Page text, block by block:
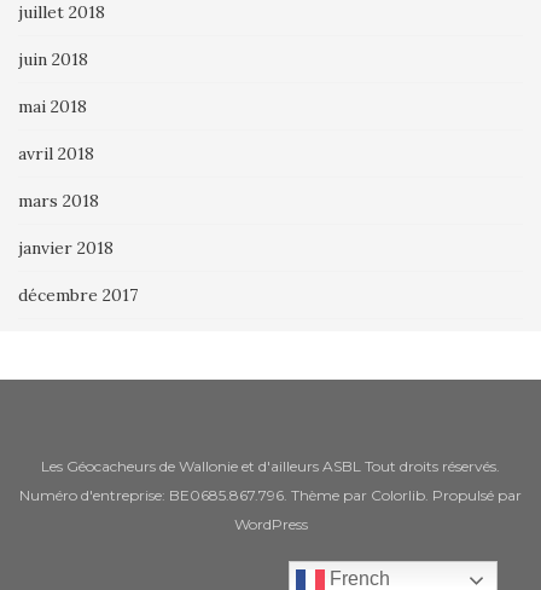
juillet 2018
juin 2018
mai 2018
avril 2018
mars 2018
janvier 2018
décembre 2017
Les Géocacheurs de Wallonie et d'ailleurs ASBL Tout droits réservés.
Numéro d'entreprise: BE0685.867.796. Thème par Colorlib. Propulsé par
WordPress
French